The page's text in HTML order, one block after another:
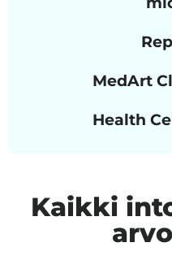
MedArt
Health
Kaikki